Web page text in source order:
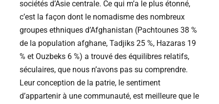
sociétés d’Asie centrale. Ce qui m’a le plus étonné,
c’est la façon dont le nomadisme des nombreux
groupes ethniques d’Afghanistan (Pachtounes 38 %
de la population afghane, Tadjiks 25 %, Hazaras 19
% et Ouzbeks 6 %) a trouvé des équilibres relatifs,
séculaires, que nous n’avons pas su comprendre.
Leur conception de la patrie, le sentiment
d’appartenir à une communauté, est meilleure que le